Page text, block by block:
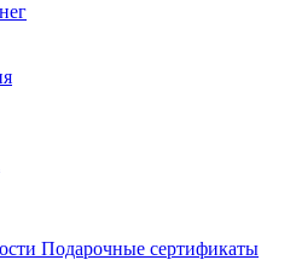
Подарочные сертификаты